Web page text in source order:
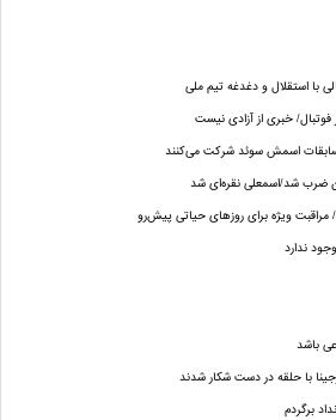
با استقلال و دغدغه تیم ملی
فوتبال/ خبری از آزادی نیست
اسمش سوئد شرکت می‌کنند
ضرب شد/اسمعلی نقره‌ای شد
ویژه برای روزهای حیاتی پیش‌رو
ندارد
باشد
با حلقه در دست شکار شدند
برگردم